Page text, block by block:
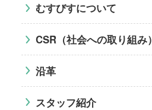
むすびすについて
CSR（社会への取り組み）
沿革
スタッフ紹介